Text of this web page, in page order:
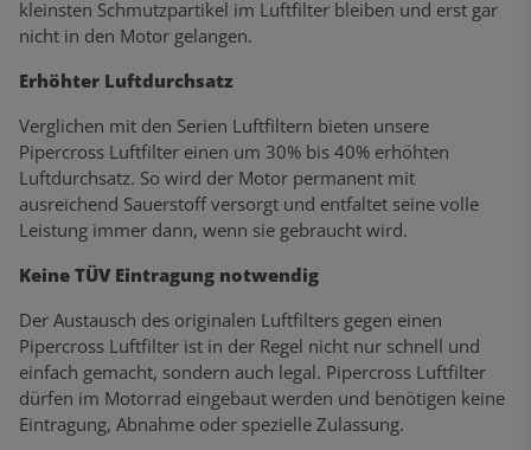
kleinsten Schmutzpartikel im Luftfilter bleiben und erst gar
nicht in den Motor gelangen.
Erhöhter Luftdurchsatz
Verglichen mit den Serien Luftfiltern bieten unsere
Pipercross Luftfilter einen um 30% bis 40% erhöhten
Luftdurchsatz. So wird der Motor permanent mit
ausreichend Sauerstoff versorgt und entfaltet seine volle
Leistung immer dann, wenn sie gebraucht wird.
Keine TÜV Eintragung notwendig
Der Austausch des originalen Luftfilters gegen einen
Pipercross Luftfilter ist in der Regel nicht nur schnell und
einfach gemacht, sondern auch legal. Pipercross Luftfilter
dürfen im Motorrad eingebaut werden und benötigen keine
Eintragung, Abnahme oder spezielle Zulassung.